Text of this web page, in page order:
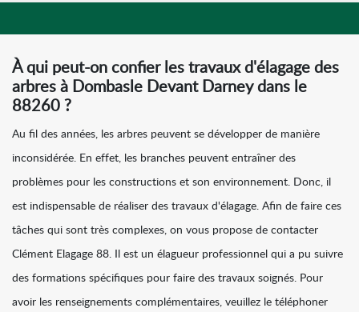
À qui peut-on confier les travaux d'élagage des
arbres à Dombasle Devant Darney dans le
88260 ?
Au fil des années, les arbres peuvent se développer de manière
inconsidérée. En effet, les branches peuvent entraîner des
problèmes pour les constructions et son environnement. Donc, il
est indispensable de réaliser des travaux d'élagage. Afin de faire ces
tâches qui sont très complexes, on vous propose de contacter
Clément Elagage 88. Il est un élagueur professionnel qui a pu suivre
des formations spécifiques pour faire des travaux soignés. Pour
avoir les renseignements complémentaires, veuillez le téléphoner